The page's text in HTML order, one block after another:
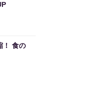
！ 食の